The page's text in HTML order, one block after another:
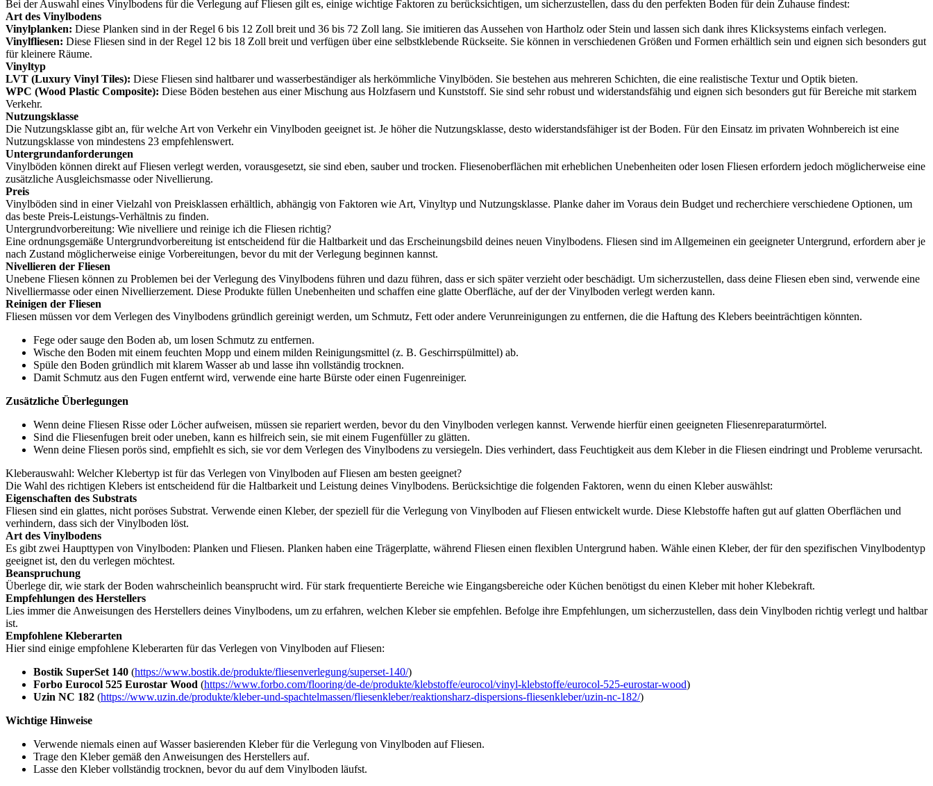
Bei der Auswahl eines Vinylbodens für die Verlegung auf Fliesen gilt es, einige wichtige Faktoren zu berücksichtigen, um sicherzustellen, dass du den perfekten Boden für dein Zuhause findest:
Art des Vinylbodens
Vinylplanken: Diese Planken sind in der Regel 6 bis 12 Zoll breit und 36 bis 72 Zoll lang. Sie imitieren das Aussehen von Hartholz oder Stein und lassen sich dank ihres Klicksystems einfach verlegen.
Vinylfliesen: Diese Fliesen sind in der Regel 12 bis 18 Zoll breit und verfügen über eine selbstklebende Rückseite. Sie können in verschiedenen Größen und Formen erhältlich sein und eignen sich besonders gut
für kleinere Räume.
Vinyltyp
LVT (Luxury Vinyl Tiles): Diese Fliesen sind haltbarer und wasserbeständiger als herkömmliche Vinylböden. Sie bestehen aus mehreren Schichten, die eine realistische Textur und Optik bieten.
WPC (Wood Plastic Composite): Diese Böden bestehen aus einer Mischung aus Holzfasern und Kunststoff. Sie sind sehr robust und widerstandsfähig und eignen sich besonders gut für Bereiche mit starkem
Verkehr.
Nutzungsklasse
Die Nutzungsklasse gibt an, für welche Art von Verkehr ein Vinylboden geeignet ist. Je höher die Nutzungsklasse, desto widerstandsfähiger ist der Boden. Für den Einsatz im privaten Wohnbereich ist eine
Nutzungsklasse von mindestens 23 empfehlenswert.
Untergrundanforderungen
Vinylböden können direkt auf Fliesen verlegt werden, vorausgesetzt, sie sind eben, sauber und trocken. Fliesenoberflächen mit erheblichen Unebenheiten oder losen Fliesen erfordern jedoch möglicherweise eine
zusätzliche Ausgleichsmasse oder Nivellierung.
Preis
Vinylböden sind in einer Vielzahl von Preisklassen erhältlich, abhängig von Faktoren wie Art, Vinyltyp und Nutzungsklasse. Planke daher im Voraus dein Budget und recherchiere verschiedene Optionen, um
das beste Preis-Leistungs-Verhältnis zu finden.
Untergrundvorbereitung: Wie nivelliere und reinige ich die Fliesen richtig?
Eine ordnungsgemäße Untergrundvorbereitung ist entscheidend für die Haltbarkeit und das Erscheinungsbild deines neuen Vinylbodens. Fliesen sind im Allgemeinen ein geeigneter Untergrund, erfordern aber je
nach Zustand möglicherweise einige Vorbereitungen, bevor du mit der Verlegung beginnen kannst.
Nivellieren der Fliesen
Unebene Fliesen können zu Problemen bei der Verlegung des Vinylbodens führen und dazu führen, dass er sich später verzieht oder beschädigt. Um sicherzustellen, dass deine Fliesen eben sind, verwende eine
Nivelliermasse oder einen Nivellierzement. Diese Produkte füllen Unebenheiten und schaffen eine glatte Oberfläche, auf der der Vinylboden verlegt werden kann.
Reinigen der Fliesen
Fliesen müssen vor dem Verlegen des Vinylbodens gründlich gereinigt werden, um Schmutz, Fett oder andere Verunreinigungen zu entfernen, die die Haftung des Klebers beeinträchtigen könnten.
Fege oder sauge den Boden ab, um losen Schmutz zu entfernen.
Wische den Boden mit einem feuchten Mopp und einem milden Reinigungsmittel (z. B. Geschirrspülmittel) ab.
Spüle den Boden gründlich mit klarem Wasser ab und lasse ihn vollständig trocknen.
Damit Schmutz aus den Fugen entfernt wird, verwende eine harte Bürste oder einen Fugenreiniger.
Zusätzliche Überlegungen
Wenn deine Fliesen Risse oder Löcher aufweisen, müssen sie repariert werden, bevor du den Vinylboden verlegen kannst. Verwende hierfür einen geeigneten Fliesenreparaturmörtel.
Sind die Fliesenfugen breit oder uneben, kann es hilfreich sein, sie mit einem Fugenfüller zu glätten.
Wenn deine Fliesen porös sind, empfiehlt es sich, sie vor dem Verlegen des Vinylbodens zu versiegeln. Dies verhindert, dass Feuchtigkeit aus dem Kleber in die Fliesen eindringt und Probleme verursacht.
Kleberauswahl: Welcher Klebertyp ist für das Verlegen von Vinylboden auf Fliesen am besten geeignet?
Die Wahl des richtigen Klebers ist entscheidend für die Haltbarkeit und Leistung deines Vinylbodens. Berücksichtige die folgenden Faktoren, wenn du einen Kleber auswählst:
Eigenschaften des Substrats
Fliesen sind ein glattes, nicht poröses Substrat. Verwende einen Kleber, der speziell für die Verlegung von Vinylboden auf Fliesen entwickelt wurde. Diese Klebstoffe haften gut auf glatten Oberflächen und
verhindern, dass sich der Vinylboden löst.
Art des Vinylbodens
Es gibt zwei Haupttypen von Vinylboden: Planken und Fliesen. Planken haben eine Trägerplatte, während Fliesen einen flexiblen Untergrund haben. Wähle einen Kleber, der für den spezifischen Vinylbodentyp
geeignet ist, den du verlegen möchtest.
Beanspruchung
Überlege dir, wie stark der Boden wahrscheinlich beansprucht wird. Für stark frequentierte Bereiche wie Eingangsbereiche oder Küchen benötigst du einen Kleber mit hoher Klebekraft.
Empfehlungen des Herstellers
Lies immer die Anweisungen des Herstellers deines Vinylbodens, um zu erfahren, welchen Kleber sie empfehlen. Befolge ihre Empfehlungen, um sicherzustellen, dass dein Vinylboden richtig verlegt und haltbar
ist.
Empfohlene Kleberarten
Hier sind einige empfohlene Kleberarten für das Verlegen von Vinylboden auf Fliesen:
Bostik SuperSet 140 (https://www.bostik.de/produkte/fliesenverlegung/superset-140/)
Forbo Eurocol 525 Eurostar Wood (https://www.forbo.com/flooring/de-de/produkte/klebstoffe/eurocol/vinyl-klebstoffe/eurocol-525-eurostar-wood)
Uzin NC 182 (https://www.uzin.de/produkte/kleber-und-spachtelmassen/fliesenkleber/reaktionsharz-dispersions-fliesenkleber/uzin-nc-182/)
Wichtige Hinweise
Verwende niemals einen auf Wasser basierenden Kleber für die Verlegung von Vinylboden auf Fliesen.
Trage den Kleber gemäß den Anweisungen des Herstellers auf.
Lasse den Kleber vollständig trocknen, bevor du auf dem Vinylboden läufst.